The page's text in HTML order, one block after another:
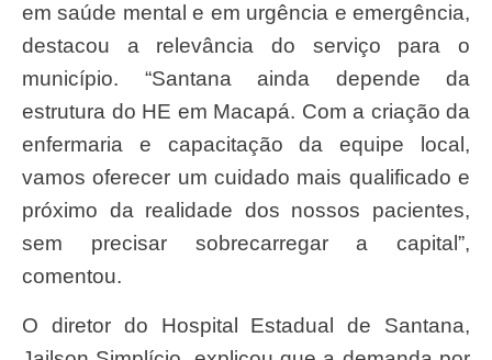
em saúde mental e em urgência e emergência,
destacou a relevância do serviço para o
município. “Santana ainda depende da
estrutura do HE em Macapá. Com a criação da
enfermaria e capacitação da equipe local,
vamos oferecer um cuidado mais qualificado e
próximo da realidade dos nossos pacientes,
sem precisar sobrecarregar a capital”,
comentou.
O diretor do Hospital Estadual de Santana,